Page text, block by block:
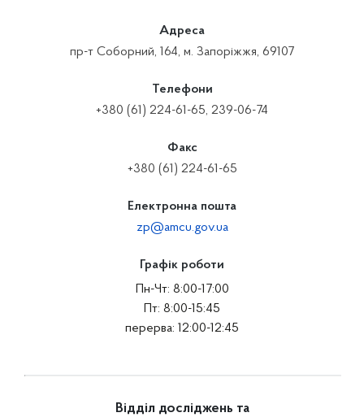
Адреса
пр-т Соборний, 164, м. Запоріжжя, 69107
Телефони
+380 (61) 224-61-65, 239-06-74
Факс
+380 (61) 224-61-65
Електронна пошта
zp@amcu.gov.ua
Графік роботи
Пн-Чт: 8:00-17:00
Пт: 8:00-15:45
перерва: 12:00-12:45
Відділ досліджень та